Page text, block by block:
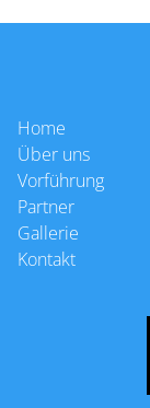
Home
Über uns
Vorführung
Partner
Gallerie
Kontakt